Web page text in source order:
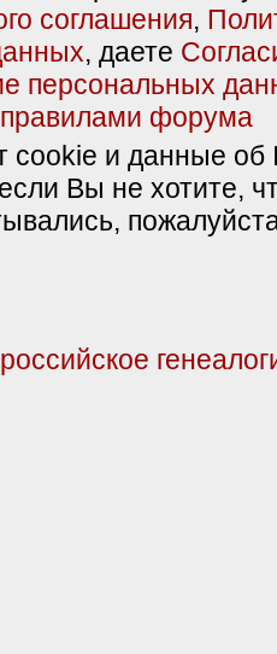
соглашения,
, даете
персональных
правилами форума
cookie и данные об
Вы не хотите,